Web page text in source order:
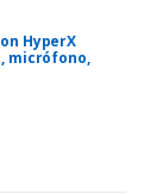
HyperX
micrófono,